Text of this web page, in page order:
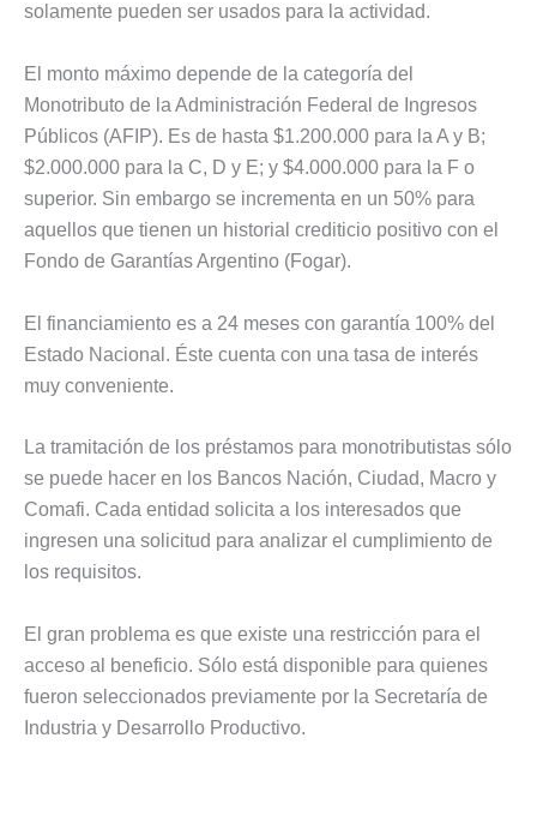
solamente pueden ser usados para la actividad.
El monto máximo depende de la categoría del
Monotributo de la Administración Federal de Ingresos
Públicos (AFIP). Es de hasta $1.200.000 para la A y B;
$2.000.000 para la C, D y E; y $4.000.000 para la F o
superior. Sin embargo se incrementa en un 50% para
aquellos que tienen un historial crediticio positivo con el
Fondo de Garantías Argentino (Fogar).
El financiamiento es a 24 meses con garantía 100% del
Estado Nacional. Éste cuenta con una tasa de interés
muy conveniente.
La tramitación de los préstamos para monotributistas sólo
se puede hacer en los Bancos Nación, Ciudad, Macro y
Comafi. Cada entidad solicita a los interesados que
ingresen una solicitud para analizar el cumplimiento de
los requisitos.
El gran problema es que existe una restricción para el
acceso al beneficio. Sólo está disponible para quienes
fueron seleccionados previamente por la Secretaría de
Industria y Desarrollo Productivo.